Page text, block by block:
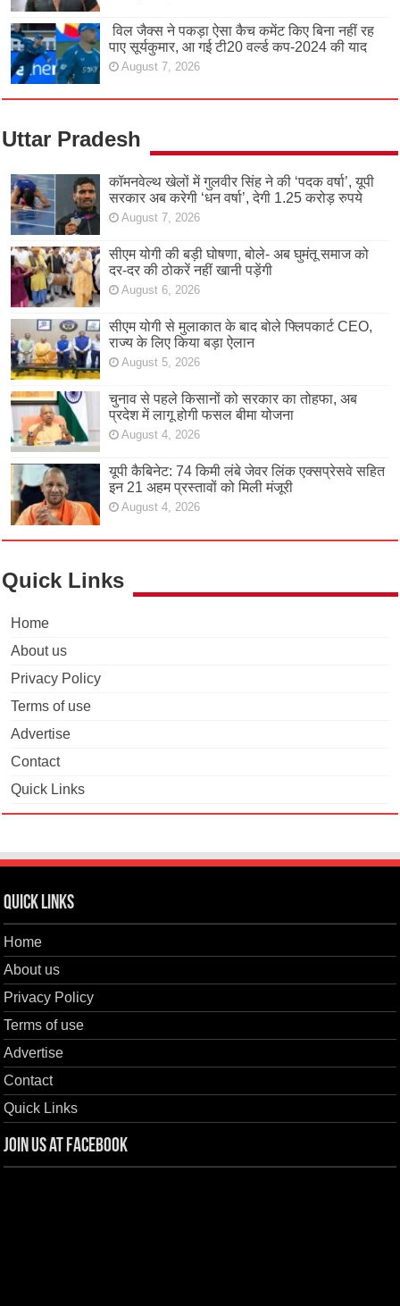
विल जैक्स ने पकड़ा ऐसा कैच कमेंट किए बिना नहीं रह
पाए सूर्यकुमार, आ गई टी20 वर्ल्ड कप-2024 की याद
August 7, 2026
Uttar Pradesh
कॉमनवेल्थ खेलों में गुलवीर सिंह ने की ‘पदक वर्षा’, यूपी
सरकार अब करेगी ‘धन वर्षा’, देगी 1.25 करोड़ रुपये
August 7, 2026
सीएम योगी की बड़ी घोषणा, बोले- अब घुमंतू समाज को
दर-दर की ठोकरें नहीं खानी पड़ेंगी
August 6, 2026
सीएम योगी से मुलाकात के बाद बोले फ्लिपकार्ट CEO,
राज्य के लिए किया बड़ा ऐलान
August 5, 2026
चुनाव से पहले किसानों को सरकार का तोहफा, अब
प्रदेश में लागू होगी फसल बीमा योजना
August 4, 2026
यूपी कैबिनेट: 74 किमी लंबे जेवर लिंक एक्सप्रेसवे सहित
इन 21 अहम प्रस्तावों को मिली मंजूरी
August 4, 2026
Quick Links
Home
About us
Privacy Policy
Terms of use
Advertise
Contact
Quick Links
Quick Links
Home
About us
Privacy Policy
Terms of use
Advertise
Contact
Quick Links
Join us at Facebook